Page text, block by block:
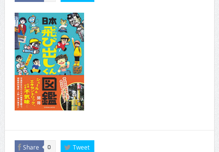
Share 0 Tweet